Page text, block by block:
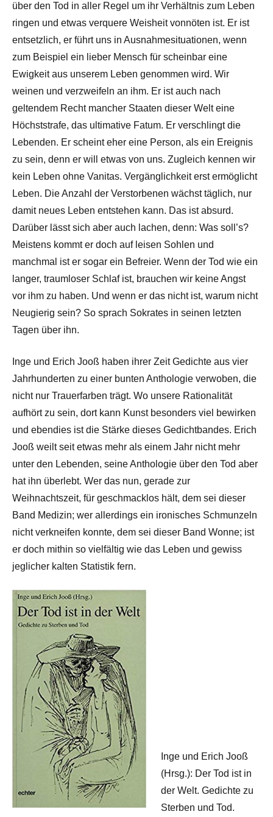
über den Tod in aller Regel um ihr Verhältnis zum Leben
ringen und etwas verquere Weisheit vonnöten ist. Er ist
entsetzlich, er führt uns in Ausnahmesituationen, wenn
zum Beispiel ein lieber Mensch für scheinbar eine
Ewigkeit aus unserem Leben genommen wird. Wir
weinen und verzweifeln an ihm. Er ist auch nach
geltendem Recht mancher Staaten dieser Welt eine
Höchststrafe, das ultimative Fatum. Er verschlingt die
Lebenden. Er scheint eher eine Person, als ein Ereignis
zu sein, denn er will etwas von uns. Zugleich kennen wir
kein Leben ohne Vanitas. Vergänglichkeit erst ermöglicht
Leben. Die Anzahl der Verstorbenen wächst täglich, nur
damit neues Leben entstehen kann. Das ist absurd.
Darüber lässt sich aber auch lachen, denn: Was soll’s?
Meistens kommt er doch auf leisen Sohlen und
manchmal ist er sogar ein Befreier. Wenn der Tod wie ein
langer, traumloser Schlaf ist, brauchen wir keine Angst
vor ihm zu haben. Und wenn er das nicht ist, warum nicht
Neugierig sein? So sprach Sokrates in seinen letzten
Tagen über ihn.
Inge und Erich Jooß haben ihrer Zeit Gedichte aus vier
Jahrhunderten zu einer bunten Anthologie verwoben, die
nicht nur Trauerfarben trägt. Wo unsere Rationalität
aufhört zu sein, dort kann Kunst besonders viel bewirken
und ebendies ist die Stärke dieses Gedichtbandes. Erich
Jooß weilt seit etwas mehr als einem Jahr nicht mehr
unter den Lebenden, seine Anthologie über den Tod aber
hat ihn überlebt. Wer das nun, gerade zur
Weihnachtszeit, für geschmacklos hält, dem sei dieser
Band Medizin; wer allerdings ein ironisches Schmunzeln
nicht verkneifen konnte, dem sei dieser Band Wonne; ist
er doch mithin so vielfältig wie das Leben und gewiss
jeglicher kalten Statistik fern.
Inge und Erich Jooß
(Hrsg.): Der Tod ist in
der Welt. Gedichte zu
Sterben und Tod.